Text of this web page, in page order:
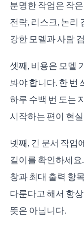
분명한 작업은 작
전략, 리스크, 논리
강한 모델과 사람
셋째, 비용은 모델
봐야 합니다. 한 번
하루 수백 번 도는
시작하는 편이 현
넷째, 긴 문서 작업
길이를 확인하세
창과 최대 출력 항
다룬다고 해서 항
뜻은 아닙니다.